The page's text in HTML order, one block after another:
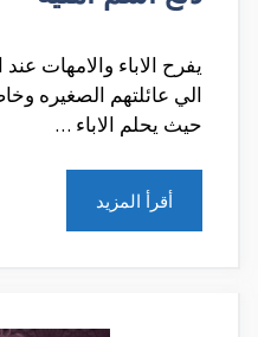
يفرح الاباء والامهات
الي عائلتهم الصغيره
حيث يحلم الاباء …
أقرأ المزيد